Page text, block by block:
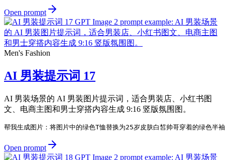
Open prompt
Men's Fashion
AI 男装提示词 17
AI 男装场景的 AI 男装图片提示词，适合男装店、小红书图
文、电商主图和男士穿搭内容生成 9:16 竖版氛围图。
帮我生成图片：将图片中的绿色T恤替换为25岁皮肤白皙帅哥穿着的绿色
Open prompt